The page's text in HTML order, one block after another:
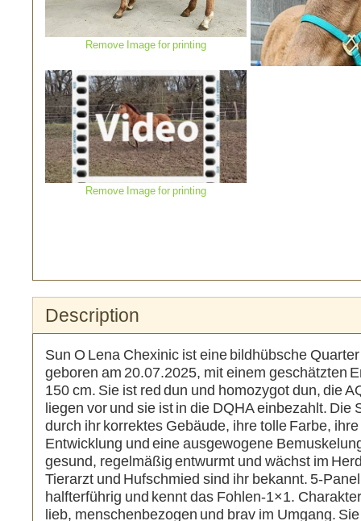
Remove
Remove Image for printing
Remove Image for printing
Description
Sun O Lena Chexinic ist eine bildhübsche
geboren am 20.07.2025, mit einem geschätzten
150 cm. Sie ist red dun und homozygot dun, die
liegen vor und sie ist in die DQHA einbezahlt. Die
durch ihr korrektes Gebäude, ihre tolle Farbe,
Entwicklung und eine ausgewogene
gesund, regelmäßig entwurmt und wächst im
Tierarzt und Hufschmied sind ihr bekannt. 5-
halfterführig und kennt das Fohlen-1×1.
lieb, menschenbezogen und brav im Umgang.